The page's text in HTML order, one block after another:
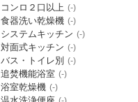
コンロ２口以上 (-)
食器洗い乾燥機 (-)
システムキッチン (-)
対面式キッチン (-)
バス・トイレ別 (-)
追焚機能浴室 (-)
浴室乾燥機 (-)